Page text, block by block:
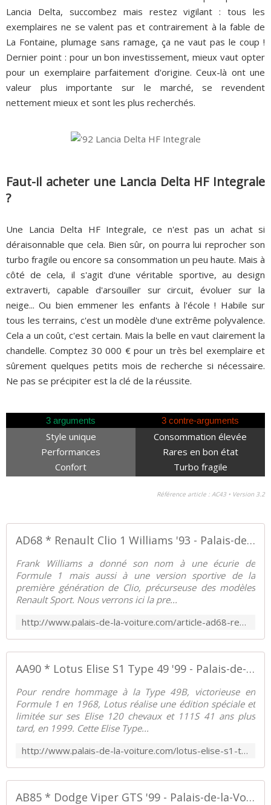
Lancia Delta, succombez mais restez vigilant : tous les
exemplaires ne se valent pas et contrairement à la fable de
La Fontaine, plumage sans ramage, ça ne vaut pas le coup !
Dernier point : pour un bon investissement, mieux vaut opter
pour un exemplaire parfaitement d'origine. Ceux-là ont une
valeur plus importante sur le marché, se revendent
nettement mieux et sont les plus recherchés.
Faut-il acheter une Lancia Delta HF Integrale
?
Une Lancia Delta HF Integrale, ce n'est pas un achat si
déraisonnable que cela. Bien sûr, on pourra lui reprocher son
turbo fragile ou encore sa consommation un peu haute. Mais à
côté de cela, il s'agit d'une véritable sportive, au design
extraverti, capable d'arsouiller sur circuit, évoluer sur la
neige... Ou bien emmener les enfants à l'école ! Habile sur
tous les terrains, c'est un modèle d'une extrême polyvalence.
Cela a un coût, c'est certain. Mais la belle en vaut clairement la
chandelle. Comptez 30 000 € pour un très bel exemplaire et
sûrement quelques petits mois de recherche si nécessaire.
Ne pas se précipiter est la clé de la réussite.
3 arguments 3 contre-arguments
Style unique
Performances
Confort
Consommation élevée
Rares en bon état
Turbo fragile
Référence article : AC43 • Version 3.2
AD68 * Renault Clio 1 Williams '93 - Palais-de-la-Voiture.com
Frank Williams a donné son nom à une écurie de
Formule 1 mais aussi à une version sportive de la
première génération de Clio, précurseuse des modèles
Renault Sport. Nous verrons ici la pre...
http://www.palais-de-la-voiture.com/article-ad68-renault-clio-williams-73876168.html
AA90 * Lotus Elise S1 Type 49 '99 - Palais-de-la-Voiture.com
Pour rendre hommage à la Type 49B, victorieuse en
Formule 1 en 1968, Lotus réalise une édition spéciale et
limitée sur ses Elise 120 chevaux et 111S 41 ans plus
tard, en 1999. Cette Elise Type...
http://www.palais-de-la-voiture.com/lotus-elise-s1-type-49.html
AB85 * Dodge Viper GTS '99 - Palais-de-la-Voiture.com